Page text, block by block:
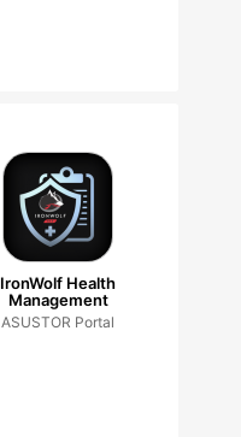
IronWolf Health
Management
ASUSTOR Portal